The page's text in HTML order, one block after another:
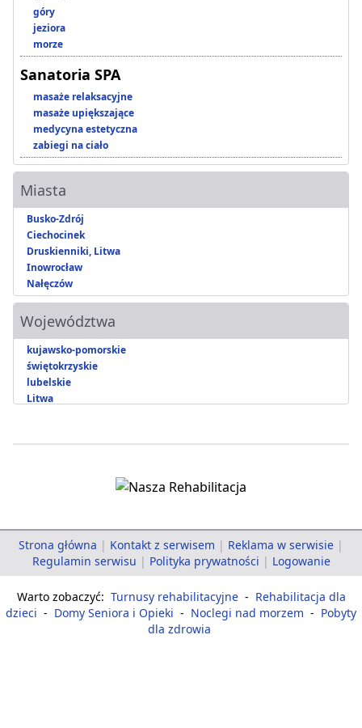
góry
jeziora
morze
Sanatoria SPA
masaże relaksacyjne
masaże upiększające
medycyna estetyczna
zabiegi na ciało
Miasta
Busko-Zdrój
Ciechocinek
Druskienniki, Litwa
Inowrocław
Nałęczów
Województwa
kujawsko-pomorskie
świętokrzyskie
lubelskie
Litwa
Strona główna | Kontakt z serwisem | Reklama w serwisie |
Regulamin serwisu | Polityka prywatności | Logowanie
Warto zobaczyć: Turnusy rehabilitacyjne - Rehabilitacja dla
dzieci - Domy Seniora i Opieki - Noclegi nad morzem - Pobyty
dla zdrowia